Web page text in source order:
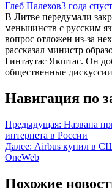
Глеб Палехов3 года
В Литве передумали
меньшинств с русским
вопрос отложен из-за
рассказал министр
Гинтаутас Якштас. Он
общественные
Навигация по
Предыдущая: Названа
интернета в России
Далее: Airbus купил в
OneWeb
Похожие